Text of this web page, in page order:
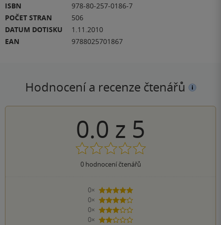
ISBN
978-80-257-0186-7
POČET STRAN
506
DATUM DOTISKU
1.11.2010
EAN
9788025701867
Hodnocení a recenze čtenářů
0.0 z 5
0hodnocení čtenářů
0×
5 hvězdiček
0×
4 hvězdičky
0×
3 hvězdičky
0×
2 hvězdičky